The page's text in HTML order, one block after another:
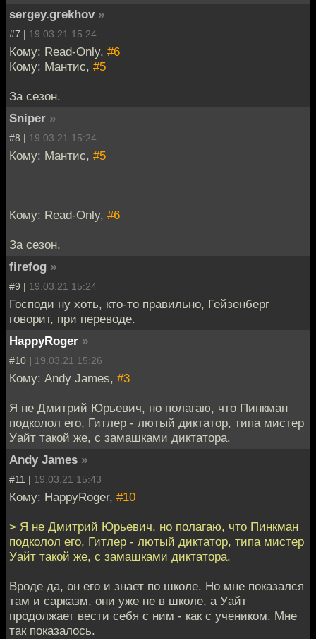
sergey.grekhov »
#7 | 19.03.21 15:24
Кому: Read-Only, #6
Кому: Мантис, #5
За сезон.
Sniper »
#8 | 19.03.21 15:24
Кому: Мантис, #5
Кому: Read-Only, #6
За сезон.
firefog »
#9 | 19.03.21 15:24
Господи ну хоть, кто-то правильно, Гейзенберг
говорит, при переводе.
HappyRoger »
#10 | 19.03.21 15:26
Кому: Andy James, #3
Я не Дмитрий Юрьевич, но полагаю, что Пинкман
подколол его, Гитлер - лютый диктатор, типа мистер
Уайт такой же, с замашками диктатора.
Andy James »
#11 | 19.03.21 15:43
Кому: HappyRoger, #10
> Я не Дмитрий Юрьевич, но полагаю, что Пинкман
подколол его, Гитлер - лютый диктатор, типа мистер
Уайт такой же, с замашками диктатора.
Вроде да, он его и знает по школе. Но мне показался
там и сарказм, они уже не в школе, а Уайт
продолжает вести себя с ним - как с учеником. Мне
так показалось.